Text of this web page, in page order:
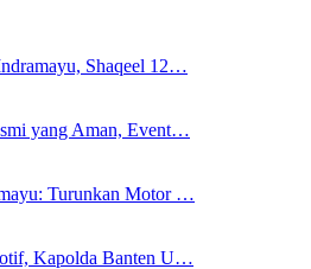
Shaqeel 12…
yang Aman, Event…
Turunkan Motor …
Kapolda Banten U…